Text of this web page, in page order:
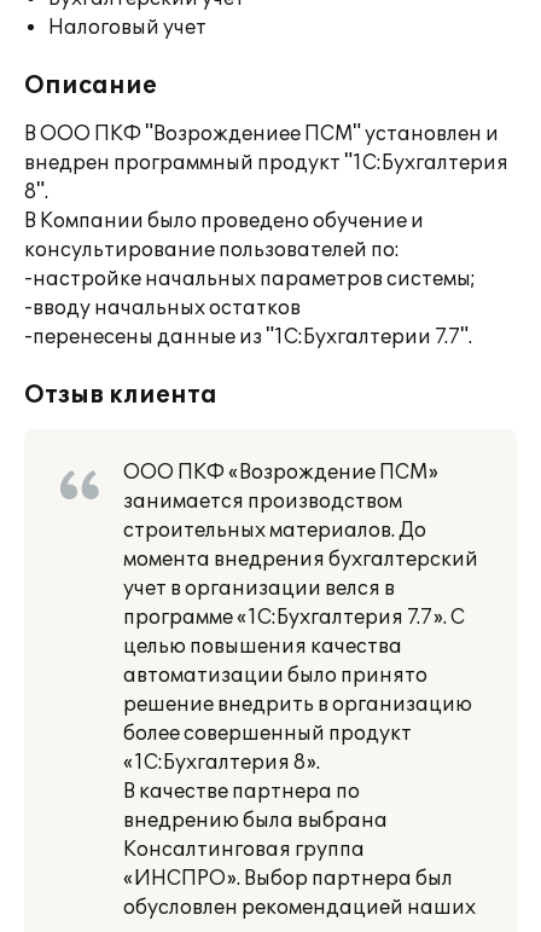
Налоговый учет
Описание
В ООО ПКФ "Возрождениее ПСМ" установлен и
внедрен программный продукт "1С:Бухгалтерия
8".
В Компании было проведено обучение и
консультирование пользователей по:
-настройке начальных параметров системы;
-вводу начальных остатков
-перенесены данные из "1С:Бухгалтерии 7.7".
Отзыв клиента
ООО ПКФ «Возрождение ПСМ»
занимается производством
строительных материалов. До
момента внедрения бухгалтерский
учет в организации велся в
программе «1С:Бухгалтерия 7.7». С
целью повышения качества
автоматизации было принято
решение внедрить в организацию
более совершенный продукт
«1С:Бухгалтерия 8».
В качестве партнера по
внедрению была выбрана
Консалтинговая группа
«ИНСПРО». Выбор партнера был
обусловлен рекомендацией наших